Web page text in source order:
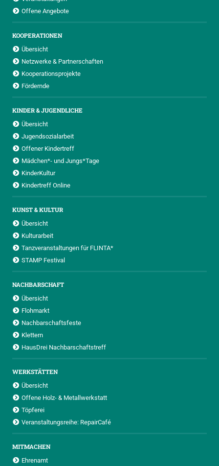
Offene Angebote
KOOPERATIONEN
Übersicht
Netzwerke & Partnerschaften
Kooperationsprojekte
Fördernde
KINDER & JUGENDLICHE
Übersicht
Jugendsozialarbeit
Offener Kindertreff
Mädchen*- und Jungs*Tage
KinderKultur
Kindertreff Online
KUNST & KULTUR
Übersicht
Kulturarbeit
Tanzveranstaltungen für FLINTA*
STAMP Festival
NACHBARSCHAFT
Übersicht
Flohmarkt
Nachbarschaftsfeste
Klettern
HausDrei Nachbarschaftstreff
WERKSTÄTTEN
Übersicht
Offene Holz- & Metallwerkstatt
Töpferei
Veranstaltungsreihe: RepairCafé
MITMACHEN
Ehrenamt